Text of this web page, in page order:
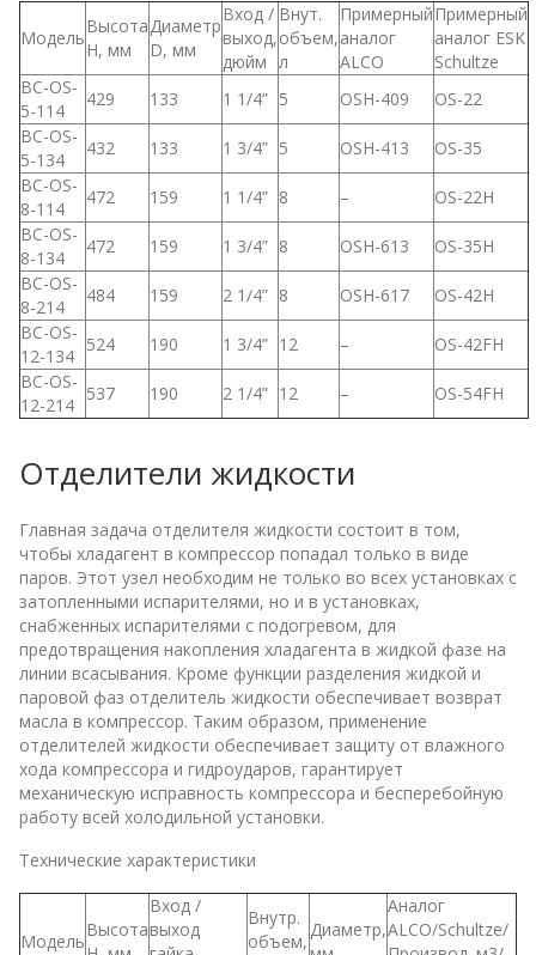
Модель
Высота
H, мм
Диаметр
D, мм
Вход /
выход,
дюйм
Внут.
объем,
л
Примерный
аналог
ALCO
Примерный
аналог ESK
Schultze
BC-OS-
5-114
429 133 1 1/4” 5 OSH-409
OS-22
BC-OS-
5-134
432 133 1 3/4” 5 OSH-413
OS-35
BC-OS-
8-114
472 159 1 1/4” 8 –
OS-22H
BC-OS-
8-134
472 159 1 3/4” 8 OSH-613
OS-35H
BC-OS-
8-214
484 159 2 1/4” 8 OSH-617
OS-42H
BC-OS-
12-134
524 190 1 3/4” 12 –
OS-42FH
BC-OS-
12-214
537 190 2 1/4” 12 – OS-54FH
Отделители жидкости
Главная задача отделителя жидкости состоит в том,
чтобы хладагент в компрессор попадал только в виде
паров. Этот узел необходим не только во всех установках с
затопленными испарителями, но и в установках,
снабженных испарителями с подогревом, для
предотвращения накопления хладагента в жидкой фазе на
линии всасывания. Кроме функции разделения жидкой и
паровой фаз отделитель жидкости обеспечивает возврат
масла в компрессор. Таким образом, применение
отделителей жидкости обеспечивает защиту от влажного
хода компрессора и гидроударов, гарантирует
механическую исправность компрессора и бесперебойную
работу всей холодильной установки.
Технические характеристики
Модель
Высота
Вход /
выход
Внутр.
объем,
Диаметр,
Аналог
ALCO/Schultze/